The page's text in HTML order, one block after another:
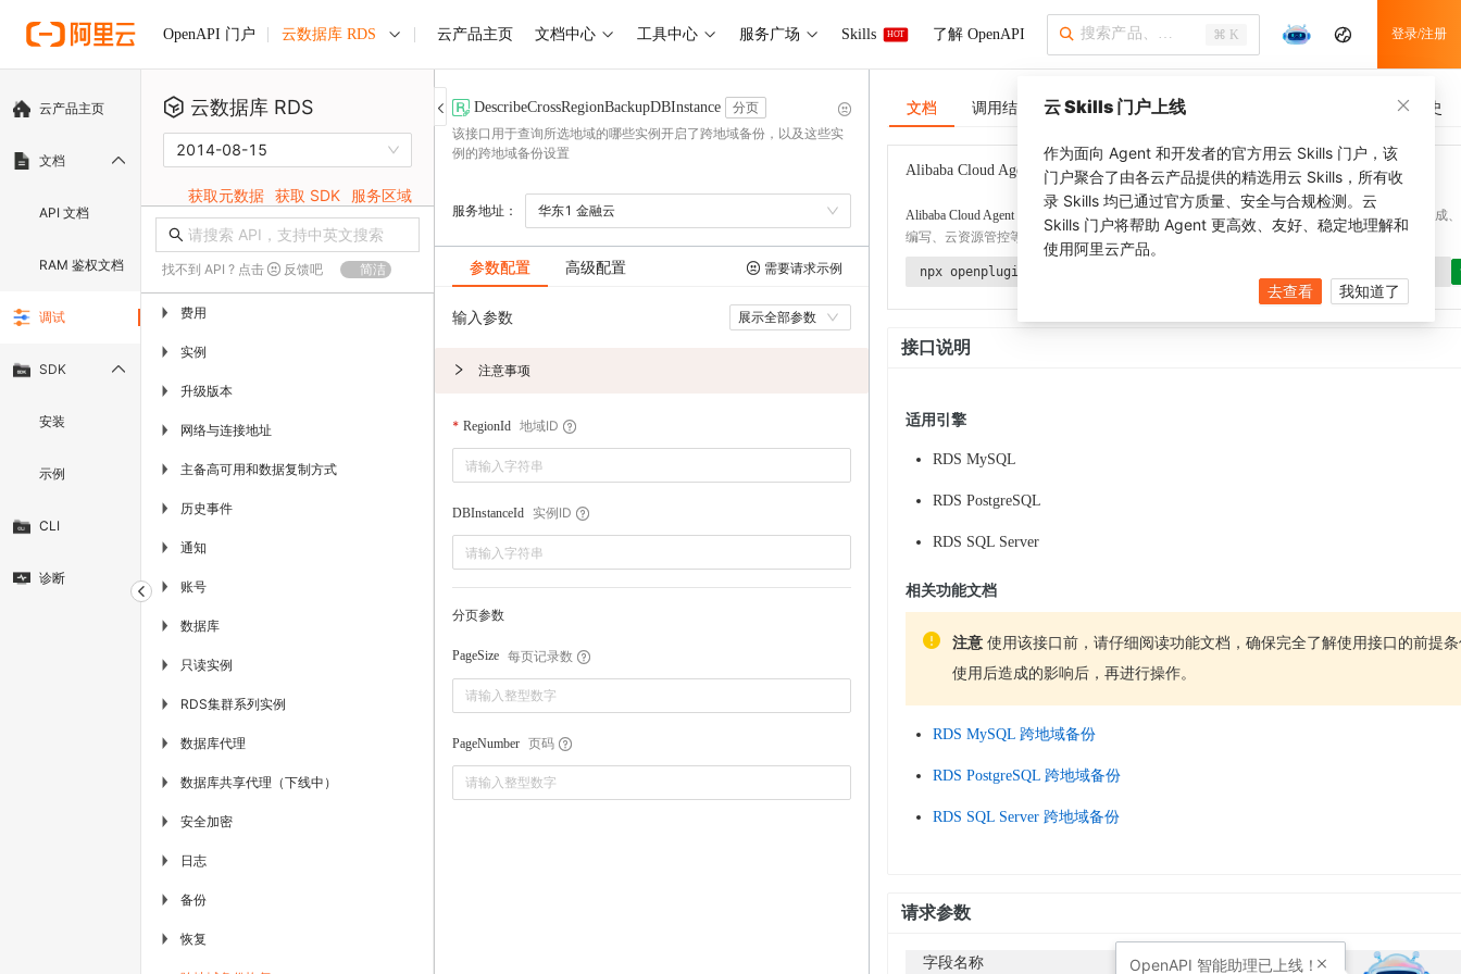
OpenAPI 门户 云数据库 RDS 云产品主页 文档中心 工具中心 服务广场 Skills HOT 了解 OpenAPI ⌘ K 登录/注册
云产品主页
文档
API 文档
RAM 鉴权文档
调试
SDK
安装
示例
CLI
诊断
云数据库 RDS
2014-08-15
获取元数据 获取 SDK 服务区域
找不到 API ? 点击 反馈吧 简洁
▶ 费用
▶ 实例
▶ 升级版本
▶ 网络与连接地址
▶ 主备高可用和数据复制方式
▶ 历史事件
▶ 通知
▶ 账号
▶ 数据库
▶ 只读实例
▶ RDS集群系列实例
▶ 数据库代理
▶ 数据库共享代理（下线中）
▶ 安全加密
▶ 日志
▶ 备份
▶ 恢复
DescribeCrossRegionBackupDBInstance
分页
该接口用于查询所选地域的哪些实例开启了跨地域备份，以及这些实
例的跨地域备份设置
服务地址： 华东1 金融云
参数配置 高级配置 需要请求示例
输入参数 展示全部参数
注意事项
RegionId 地域ID
DBInstanceId 实例ID
分页参数
PageSize 每页记录数
PageNumber 页码
文档 调用结果 SDK 示例 CLI 示例 调用历史
Alibaba Cloud Agent Toolkit 了解更多
Alibaba Cloud Agent Toolkit
提供 Agent 插件、技能、MCP 配置和验证工具，涵盖 SDK 代码生成、
编写、云资源管控等能力。通过 alibabacloud-agent-toolkit-install 技能可快速完成本地配置。
npx openplugin aliyun/alibabacloud-agent-toolkit
接口说明
适用引擎
RDS MySQL
RDS PostgreSQL
RDS SQL Server
相关功能文档
注意 使用该接口前，请仔细阅读功能文档，确保完全了解使用接口的前提
使用后造成的影响后，再进行操作。
RDS MySQL 跨地域备份
RDS PostgreSQL 跨地域备份
RDS SQL Server 跨地域备份
请求参数
字段名称 字段详情
云 Skills 门户上线
作为面向 Agent 和开发者的官方用云 Skills 门户，该
门户聚合了由各云产品提供的精选用云 Skills，所有收
录 Skills 均已通过官方质量、安全与合规检测。云
Skills 门户将帮助 Agent 更高效、友好、稳定地理解和
使用阿里云产品。
去查看 我知道了
OpenAPI 智能助理已上线！